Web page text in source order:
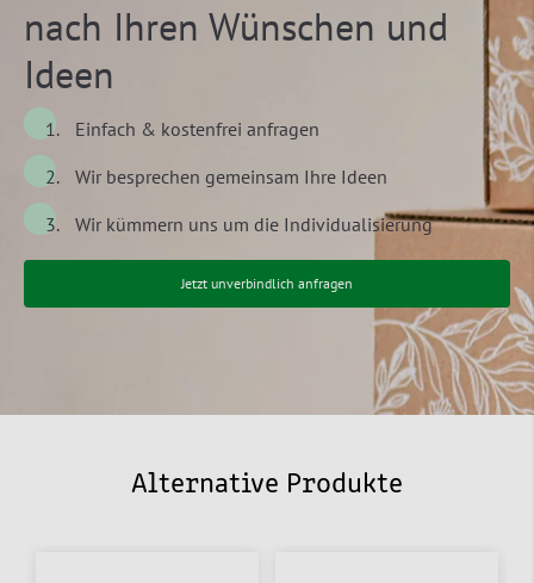
nach Ihren Wünschen und
Ideen
Einfach & kostenfrei anfragen
Wir besprechen gemeinsam Ihre Ideen
Wir kümmern uns um die Individualisierung
Jetzt unverbindlich anfragen
Alternative Produkte